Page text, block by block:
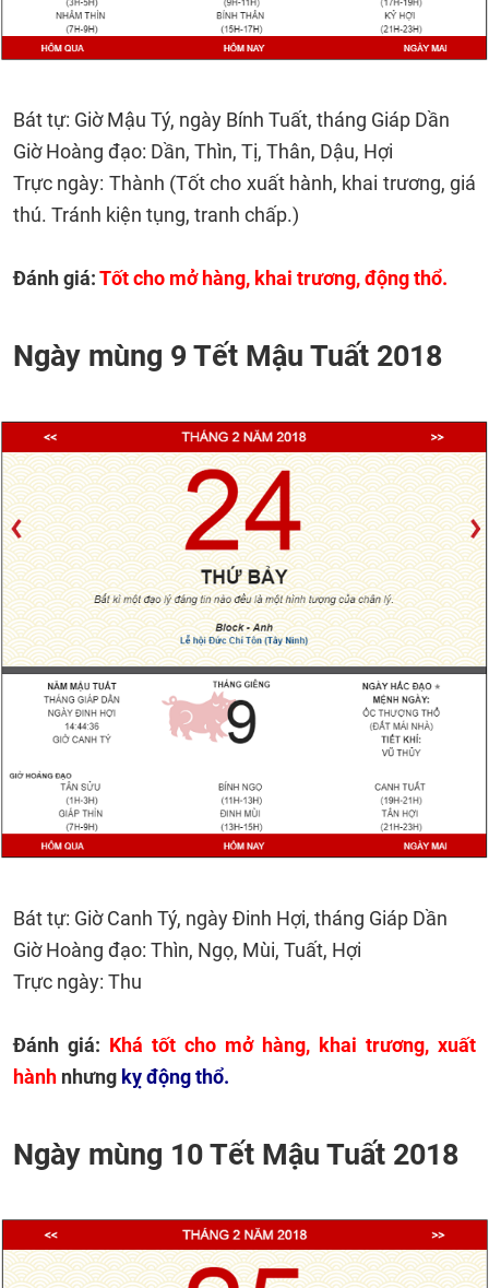
Bát tự: Giờ Mậu Tý, ngày Bính Tuất, tháng Giáp Dần
Giờ Hoàng đạo: Dần, Thìn, Tị, Thân, Dậu, Hợi
Trực ngày: Thành (Tốt cho xuất hành, khai trương, giá
thú. Tránh kiện tụng, tranh chấp.)
Đánh giá:Tốt cho mở hàng, khai trương, động thổ.
Ngày mùng 9 Tết Mậu Tuất 2018
Bát tự: Giờ Canh Tý, ngày Đinh Hợi, tháng Giáp Dần
Giờ Hoàng đạo: Thìn, Ngọ, Mùi, Tuất, Hợi
Trực ngày: Thu
Đánh giá: Khá tốt cho mở hàng, khai trương, xuất
hành nhưng kỵ động thổ.
Ngày mùng 10 Tết Mậu Tuất 2018